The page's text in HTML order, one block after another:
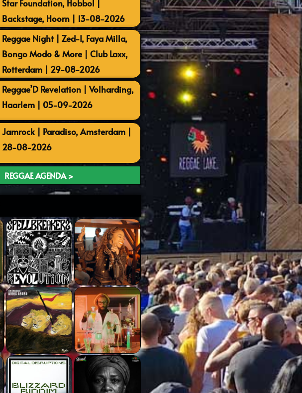
Star Foundation, Hobbol |
Backstage, Hoorn | 13-08-2026
Reggae Night | Zed-I, Faya Milla,
Bongo Modo & More | Club Laxx,
Rotterdam | 29-08-2026
Reggae’D Revelation | Volharding,
Haarlem | 05-09-2026
Jamrock | Paradiso, Amsterdam |
28-08-2026
REGGAE AGENDA >